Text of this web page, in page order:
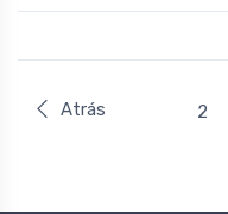
Atrás 2